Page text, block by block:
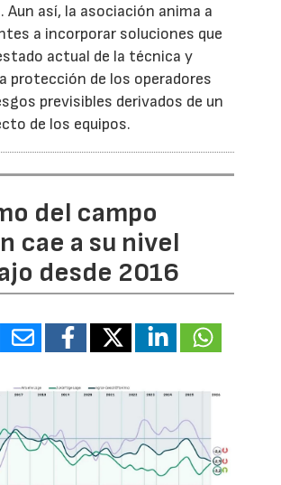
Aun así, la asociación anima a
a incorporar soluciones que
actual de la técnica y
protección de los operadores
previsibles derivados de un
de los equipos.
del campo
cae a su nivel
desde 2016